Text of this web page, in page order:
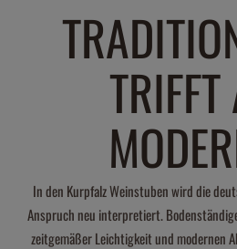
In den Kurpfalz Weinstuben wird die
Anspruch neu interpretiert.
zeitgemäßer Leichtigkeit und modernen